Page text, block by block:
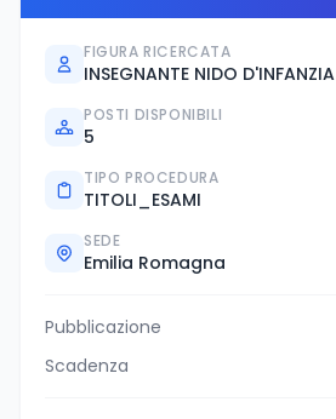
FIGURA RICERCATA
INSEGNANTE NIDO D'INFANZIA
POSTI DISPONIBILI
5
TIPO PROCEDURA
TITOLI_ESAMI
SEDE
Emilia Romagna
Pubblicazione
Scadenza